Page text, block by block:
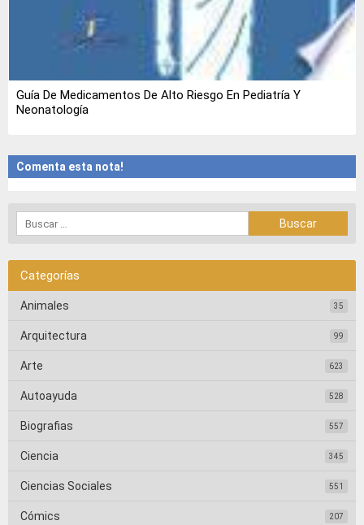
Guía De Medicamentos De Alto Riesgo En Pediatría Y
Neonatología
Comenta esta nota!
Categorías
Animales 35
Arquitectura 99
Arte 623
Autoayuda 528
Biografias 557
Ciencia 345
Ciencias Sociales 551
Cómics 207